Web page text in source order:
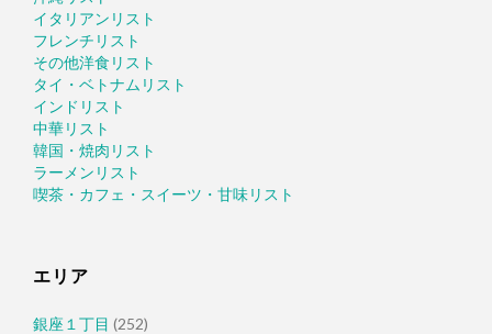
イタリアンリスト
フレンチリスト
その他洋食リスト
タイ・ベトナムリスト
インドリスト
中華リスト
韓国・焼肉リスト
ラーメンリスト
喫茶・カフェ・スイーツ・甘味リスト
エリア
銀座１丁目 (252)